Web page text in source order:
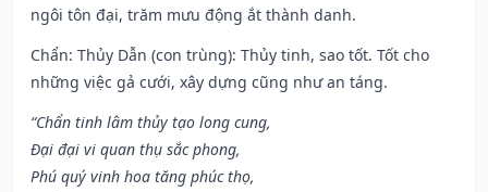
ngôi tôn đại, trăm mưu động ắt thành danh.
Chẩn: Thủy Dẫn (con trùng): Thủy tinh, sao tốt. Tốt cho
những việc gả cưới, xây dựng cũng như an táng.
“Chẩn tinh lâm thủy tạo long cung,
Đại đại vi quan thụ sắc phong,
Phú quý vinh hoa tăng phúc thọ,